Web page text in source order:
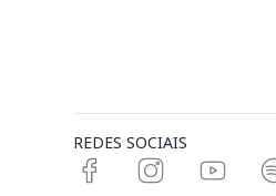
REDES SOCIAIS